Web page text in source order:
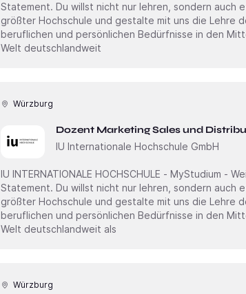
Statement. Du willst nicht nur lehren, sondern auch etwas bewegen? Dann starte an Deutschlands
größter Hochschule und gestalte mit uns die Lehre
beruflichen und persönlichen Bedürfnisse in den Mittelpunkt stellt. Erweitere
Welt deutschlandweit
Würzburg
Dozent Marketing Sales und
IU Internationale Hochschule GmbH
IU INTERNATIONALE HOCHSCHULE - MyStudium -
Statement. Du willst nicht nur lehren, sondern auch etwas bewegen? Dann starte an Deutschlands
größter Hochschule und gestalte mit uns die Lehre
beruflichen und persönlichen Bedürfnisse in den Mittelpunkt stellt. Erweitere
Welt deutschlandweit als
Würzburg